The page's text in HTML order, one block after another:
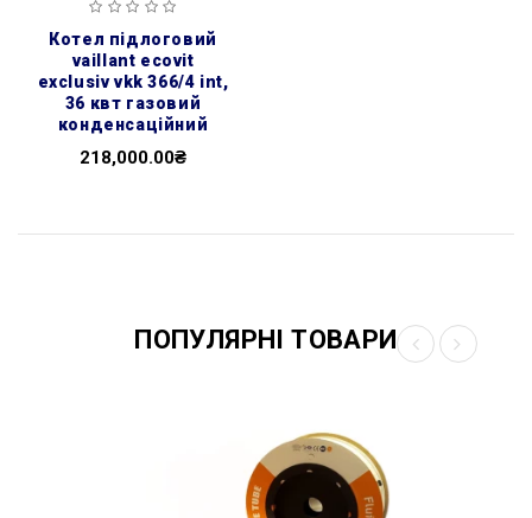
котел підлоговий
vaillant ecovit
exclusiv vkk 366/4 int,
36 квт газовий
конденсаційний
218,000.00₴
ПОПУЛЯРНІ ТОВАРИ